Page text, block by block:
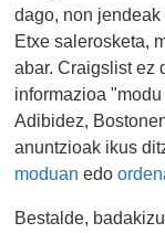
dago, non
Etxe salerosketa,
abar. Craigslist ez
informazioa
Adibidez,
anuntzioak ikus
moduan edo
Bestalde,